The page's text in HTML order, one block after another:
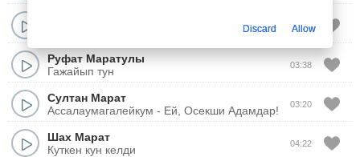
04:20
Руфат Маратулы
Гажайып тун
03:38
Султан Марат
Ассалаумагалейкум - Ей, Осекши Адамдар!
03:20
Шах Марат
Куткен кун келди
04:22
Discard Allow